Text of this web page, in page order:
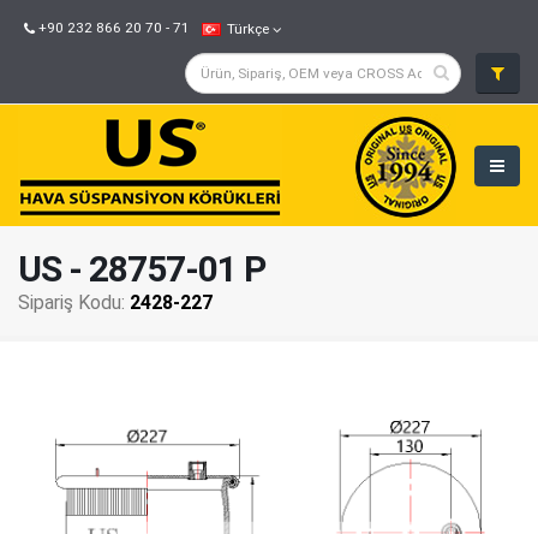
+90 232 866 20 70 - 71 Türkçe
US - 28757-01 P
Sipariş Kodu: 2428-227